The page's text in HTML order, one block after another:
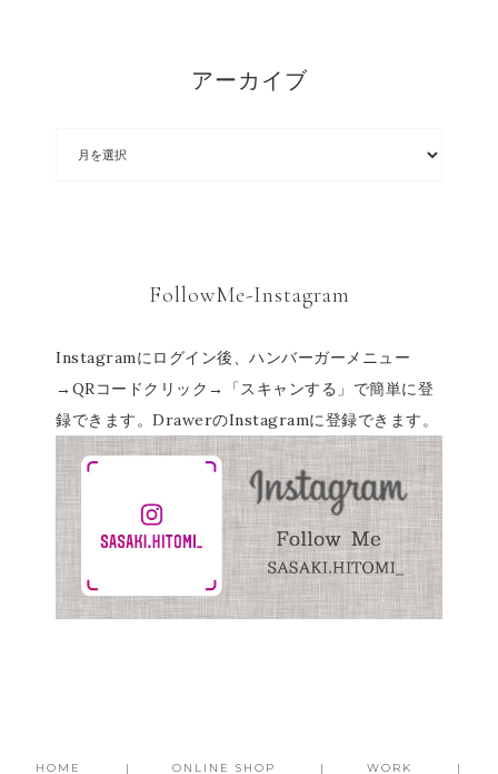
アーカイブ
FollowMe-Instagram
Instagramにログイン後、ハンバーガーメニュー
→QRコードクリック→「スキャンする」で簡単に登
録できます。DrawerのInstagramに登録できます。
HOME ONLINE SHOP WORK